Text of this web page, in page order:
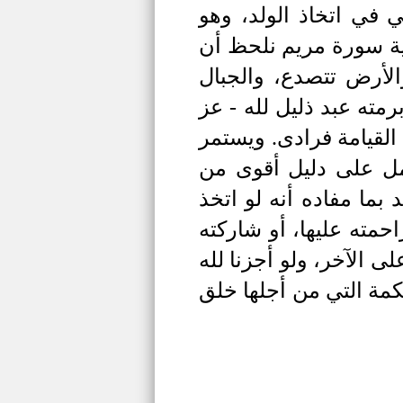
اتخاذ الولد، وهو
آية سورة مريم نلحظ أن
تتصدع، والجبال
عبد ذليل لله - عز
فرادى. ويستمر
على دليل أقوى من
مفاده أنه لو اتخذ
عليها، أو شاركته
الآخر، ولو أجزنا لله
التي من أجلها خلق